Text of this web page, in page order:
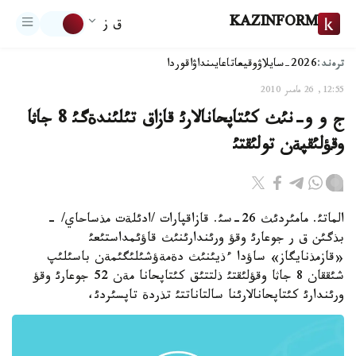
KAZINFORM ق ز
ترەند:2026-سايلاۋ وقيعاتاعايىنداۋاقوردا
12:55, 26 مامىر 2010
ج و و-نئث كئتاپحانالارئ قازاق تئلئندةگئ 8 جاثا
وقؤلئقپةن تولئقتئ
الماتئ. مامئردئث 26-سئ. قازاقپارات /ادئلةت مذساحاي/ -
بذگئن ق ر جوعارئ وقؤ ورئندارئنئث قاؤئمداستئعئ
«قازمذنايگاز» ساؤدا ءذيئنئث دةمةؤشئلئگئمةن باسئلئپ
شئققان 8 جاثا وقؤلئقتئ ذلتتئق كئتاپحانا مةن 52 جوعارئ وقؤ
ورئندارئ كئتاپحانالارئنا سالتاناتتئ تذردة تاپسئردئ،